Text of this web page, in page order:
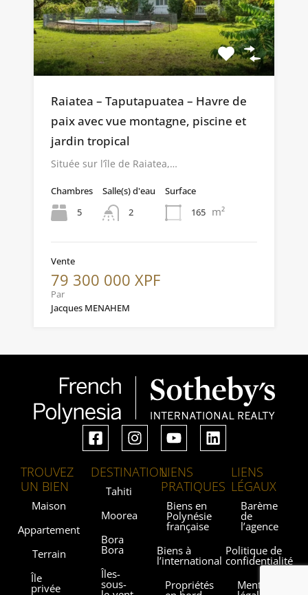
Raiatea – Taputapuatea – Havre de
paix avec vue montagne, piscine et
jardin tropical
Située sur l’île de Raiatea,…
Chambres
5
Salle(s) d'eau
2
Surface
165 m²
Vente
79 300 000 XPF
Par
Jacques MENAHEM
TROUVEZ
UN BIEN
Maison
Appartement
Terrain
Île
privée
DESTINATION
Tahiti
Moorea
Bora
Bora
Îles-
sous-
LIENS
PRATIQUES
Biens en
Polynésie
française
Biens à
l’international
Propriétés
LIENS
LÉGAUX
Barème
de
l’agence
Politique de
confidentialité
Mentions